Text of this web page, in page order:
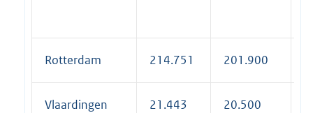
Rotterdam 214.751 201.900
Vlaardingen 21.443 20.500